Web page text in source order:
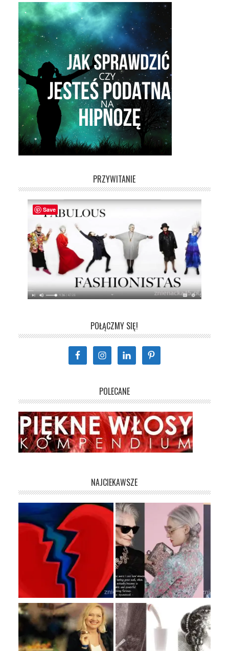
PRZYWITANIE
POŁĄCZMY SIĘ!
POLECANE
NAJCIEKAWSZE
Save